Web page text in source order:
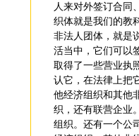
人来对外签订合同
织体就是我们的教
非法人团体，就是
活当中，它们可以
取得了一些营业执
认它，在法律上把
他经济组织和其他
织，还有联营企业
组织。还有一个公